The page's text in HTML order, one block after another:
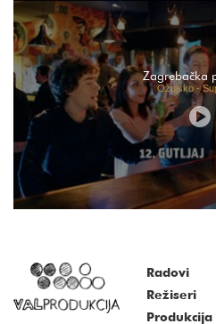
Zagrebačka
Ožujsko -
Radovi
Režiseri
Produkcija